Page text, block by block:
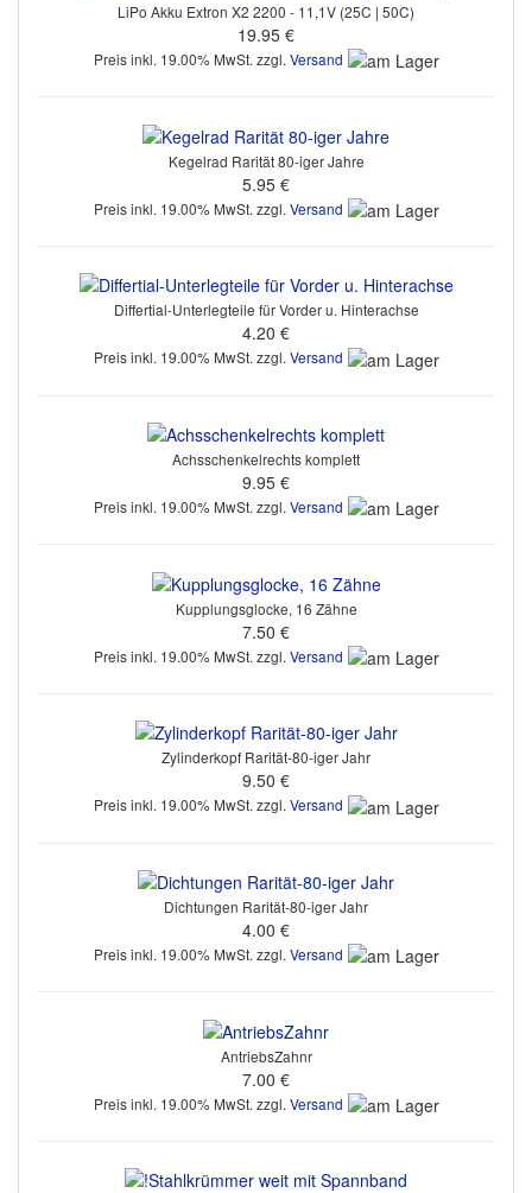
LiPo Akku Extron X2 2200 - 11,1V (25C | 50C)
19.95 €
Preis inkl. 19.00% MwSt. zzgl. Versand
Kegelrad Rarität 80-iger Jahre
5.95 €
Preis inkl. 19.00% MwSt. zzgl. Versand
Differtial-Unterlegteile für Vorder u. Hinterachse
4.20 €
Preis inkl. 19.00% MwSt. zzgl. Versand
Achsschenkelrechts komplett
9.95 €
Preis inkl. 19.00% MwSt. zzgl. Versand
Kupplungsglocke, 16 Zähne
7.50 €
Preis inkl. 19.00% MwSt. zzgl. Versand
Zylinderkopf Rarität-80-iger Jahr
9.50 €
Preis inkl. 19.00% MwSt. zzgl. Versand
Dichtungen Rarität-80-iger Jahr
4.00 €
Preis inkl. 19.00% MwSt. zzgl. Versand
AntriebsZahnr
7.00 €
Preis inkl. 19.00% MwSt. zzgl. Versand